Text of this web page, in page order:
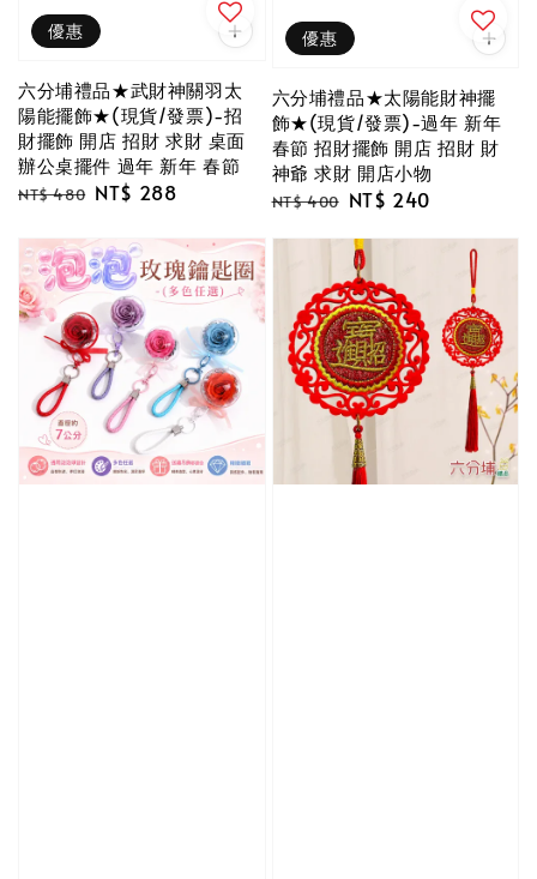
優惠
六分埔禮品★武財神關羽太
陽能擺飾★(現貨/發票)-招
財擺飾 開店 招財 求財 桌面
辦公桌擺件 過年 新年 春節
Regular
NT$ 480 Sale
NT$ 288
優惠
六分埔禮品★太陽能財神擺
飾★(現貨/發票)-過年 新年
春節 招財擺飾 開店 招財 財
神爺 求財 開店小物
Regular
NT$ 400 Sale
NT$ 240